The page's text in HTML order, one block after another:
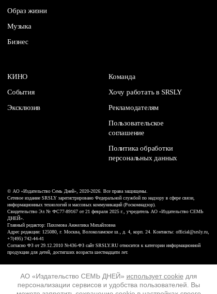
АО «Издательство СЕМЬ ДНЕЙ» использует cookie для
персонализации сервисов и удобства пользователей. Вы
Образ жизни
Музыка
Бизнес
КИНО
События
Эксклюзив
Команда
Хочу работать в SRSLY
Рекламодателям
Пользовательское
соглашение
Политика обработки
персональных данных
16+
© АО «Издательство Семь Дней», 2020-2026. Все права защищены.
Сетевое издание SRSLY зарегистрировано Федеральной службой по надзору в сфере связи,
информационных технологий и массовых коммуникаций (Роскомнадзор).
Свидетельство Эл № ФС77-89167 от 21 февраля 2025 г., учредитель АО «Издательство СЕМЬ
ДНЕЙ».
Главный редактор: Пахомова Анжелика Михайловна
Адрес редакции: 125080, г. Москва, Волоколамское ш., д. 4, корп. 24. Контакты: official@srsly.ru,
+7(495) 742-44-41
Согласно ФЗ от 29.12.2010 №436-ФЗ сайт SRSLY.RU относится к категории информационной
продукции для детей, достигших возраста шестнадцати лет.